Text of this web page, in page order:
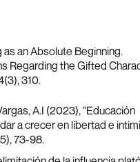
as an Absolute Beginning.
Regarding the Gifted
310.
A.I (2023), “Educación
a crecer en libertad e
73-98.